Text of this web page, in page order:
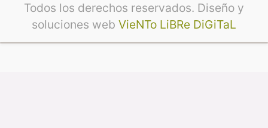
Todos los derechos reservados. Diseño y
soluciones web VieNTo LiBRe DiGiTaL